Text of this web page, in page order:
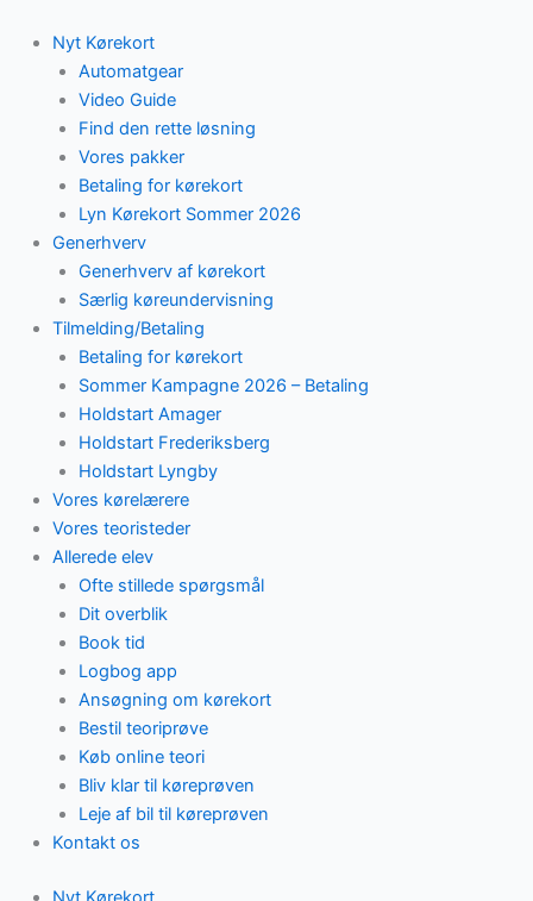
content
Nyt Kørekort
Automatgear
Video Guide
Find den rette løsning
Vores pakker
Betaling for kørekort
Lyn Kørekort Sommer 2026
Generhverv
Generhverv af kørekort
Særlig køreundervisning
Tilmelding/Betaling
Betaling for kørekort
Sommer Kampagne 2026 – Betaling
Holdstart Amager
Holdstart Frederiksberg
Holdstart Lyngby
Vores kørelærere
Vores teoristeder
Allerede elev
Ofte stillede spørgsmål
Dit overblik
Book tid
Logbog app
Ansøgning om kørekort
Bestil teoriprøve
Køb online teori
Bliv klar til køreprøven
Leje af bil til køreprøven
Kontakt os